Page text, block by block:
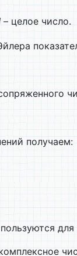
– целое число.
получаем:
для